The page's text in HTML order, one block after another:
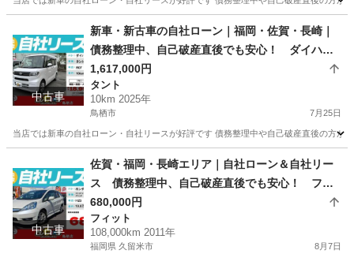
N-BOX 車両
中古車
新車・新古車の自社ローン｜福岡・佐賀・長崎｜
債務整理中、自己破産直後でも安心！ ダイハ
ツ タント R07年式
1,617,000円
タント
10km 2025年
鳥栖市 7月25日
当店では新車の自社ローン・自社リースが好評です 債務整理中や自己破産直後の方
タント 車両
中古車
佐賀・福岡・長崎エリア｜自社ローン＆自社リー
ス 債務整理中、自己破産直後でも安心！ フィ
ットシャトルＨＶ H23年式
680,000円
フィット
108,000km 2011年
福岡県 久留米市 8月7日